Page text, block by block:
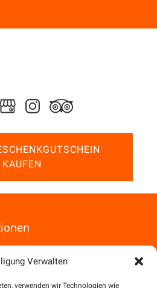
Verwalten
verwenden wir Technologien wie
KAUFEN